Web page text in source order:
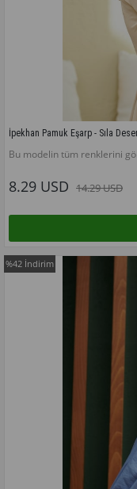
İpekhan Pamuk Eşarp - Sıla
Bu modelin tüm renklerini
8.29 USD 14.29 USD
%42 İndirim